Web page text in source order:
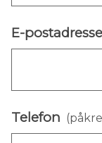
E-
Telefon